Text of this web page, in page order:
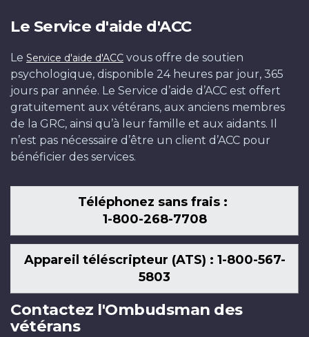
Le Service d'aide d'ACC
Le Service d'aide d'ACC vous offre de soutien
psychologique, disponible 24 heures par jour, 365
jours par année. Le Service d’aide d’ACC est offert
gratuitement aux vétérans, aux anciens membres
de la GRC, ainsi qu’à leur famille et aux aidants. Il
n’est pas nécessaire d’être un client d’ACC pour
bénéficier des services.
Téléphonez sans frais :
1-800-268-7708
Appareil téléscripteur (ATS) : 1-800-567-
5803
Contactez l'Ombudsman des
vétérans